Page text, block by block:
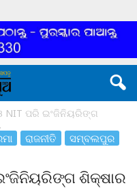
ଓ NIT ପରି ଇଂଜିନିୟରିଙ୍ଗ
ରାଜନୀତି
ସମ୍ବଲପୁର
ଶିକ୍ଷାର